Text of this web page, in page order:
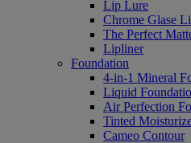
Lip Lure
Chrome Glase
The Perfect
Lipliner
Foundation
4-in-1 Mineral
Liquid
Air Perfection
Tinted
Cameo Contour